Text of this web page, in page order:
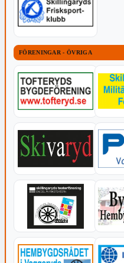
FÖRENINGAR - ÖVRIGA